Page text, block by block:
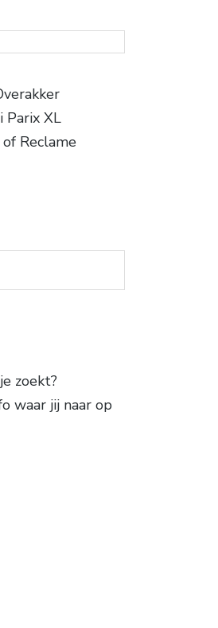
Parix XL
Reclame
zoekt?
waar jij naar op